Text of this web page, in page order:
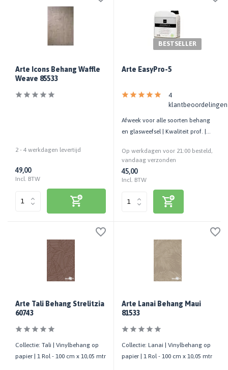
Arte Icons Behang Waffle
Weave 85533
2 - 4 werkdagen levertijd
49,00
Incl. BTW
BESTSELLER
Arte EasyPro-5
4
klantbeoordelingen
Afweek voor alle soorten behang
en glasweefsel | Kwaliteit prof. |
Op werkdagen voor 21:00 besteld,
vandaag verzonden
45,00
Incl. BTW
Arte Tali Behang Strelitzia
60743
Collectie: Tali | Vinylbehang op
papier | 1 Rol - 100 cm x 10,05 mtr
Arte Lanai Behang Maui
81533
Collectie: Lanai | Vinylbehang op
papier | 1 Rol - 100 cm x 10,05 mtr